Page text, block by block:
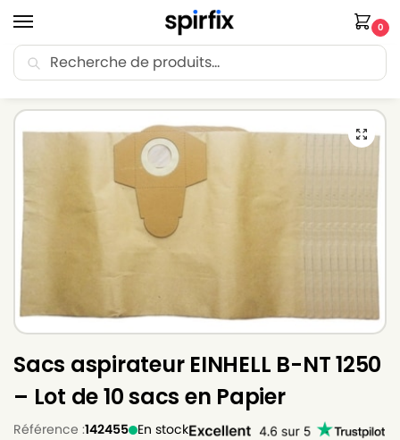
0
🚚 Livraison Point Relais offerte dès 30€ d’achat.
Sacs aspirateur EINHELL B-NT 1250
– Lot de 10 sacs en Papier
Référence :142455 En stock